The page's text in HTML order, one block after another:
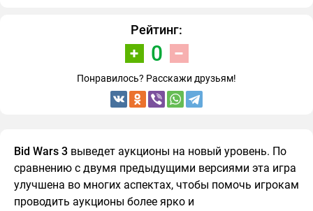
Рейтинг:
0
Понравилось? Расскажи друзьям!
Bid Wars 3 выведет аукционы на новый уровень. По
сравнению с двумя предыдущими версиями эта игра
улучшена во многих аспектах, чтобы помочь игрокам
проводить аукционы более ярко и